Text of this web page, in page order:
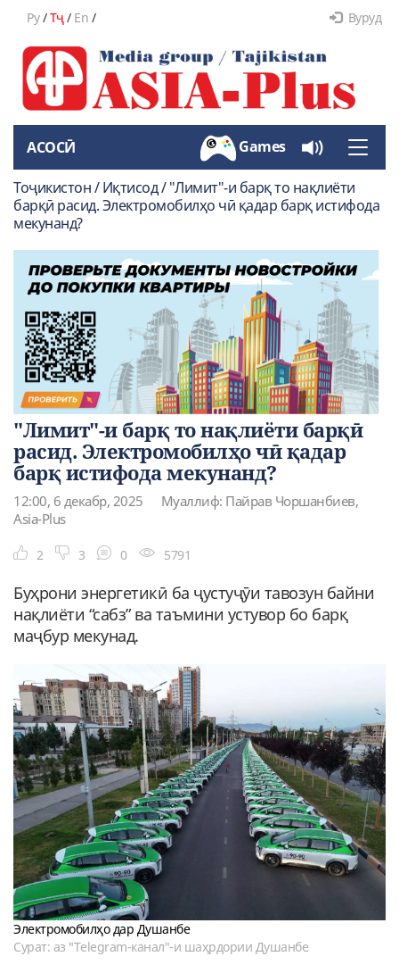
Ру/Тҷ/ En / Вуруд
Toggle
АСОСӢ Games
Тоҷикистон / Иқтисод / "Лимит"-и барқ то нақлиёти
барқӣ расид. Электромобилҳо чӣ қадар барқ истифода
мекунанд?
"Лимит"-и барқ то нақлиёти барқӣ
расид. Электромобилҳо чӣ қадар
барқ истифода мекунанд?
12:00, 6 декабр, 2025
Муаллиф: Пайрав Чоршанбиев,
Asia-Plus
2 3 0 5791
Буҳрони энергетикӣ ба ҷустуҷӯи тавозун байни
нақлиёти “сабз” ва таъмини устувор бо барқ
маҷбур мекунад.
Электромобилҳо дар Душанбе
Сурат: аз "Telegram-канал"-и шаҳрдории Душанбе